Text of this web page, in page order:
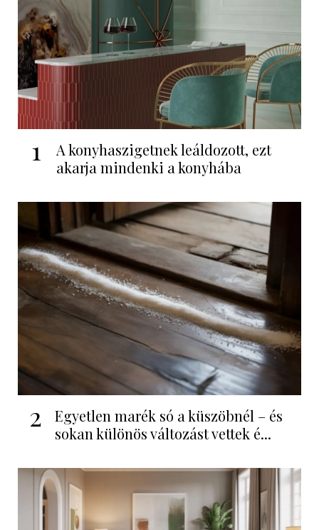
1
A konyhaszigetnek leáldozott, ezt
akarja mindenki a konyhába
2
Egyetlen marék só a küszöbnél – és
sokan különös változást vettek é...